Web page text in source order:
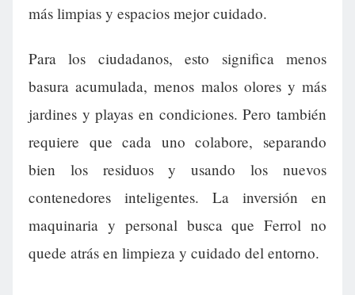
más limpias y espacios mejor cuidado.
Para los ciudadanos, esto significa menos
basura acumulada, menos malos olores y más
jardines y playas en condiciones. Pero también
requiere que cada uno colabore, separando
bien los residuos y usando los nuevos
contenedores inteligentes. La inversión en
maquinaria y personal busca que Ferrol no
quede atrás en limpieza y cuidado del entorno.